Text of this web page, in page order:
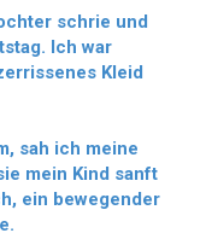
schrie und
Ich war
Kleid
sah ich meine
mein Kind sanft
ein bewegender